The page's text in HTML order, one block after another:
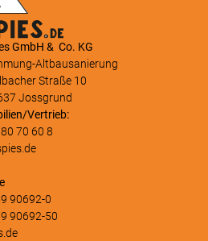
GmbH & Co. KG
Altbausanierung
Straße 10
Jossgrund
Vertrieb:
70 60 8
90692-0
90692-50